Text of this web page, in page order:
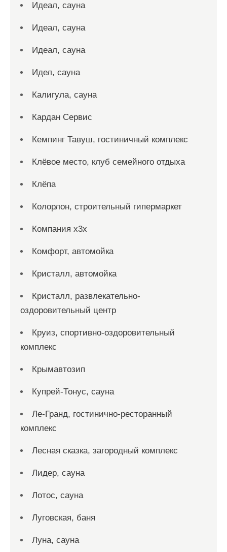
Идеал, сауна
Идеал, сауна
Идеал, сауна
Идел, сауна
Калигула, сауна
Кардан Сервис
Кемпинг Тавуш, гостиничный комплекс
Клёвое место, клуб семейного отдыха
Клёпа
Колорлон, строительный гипермаркет
Компания x3x
Комфорт, автомойка
Кристалл, автомойка
Кристалл, развлекательно-
оздоровительный центр
Круиз, спортивно-оздоровительный
комплекс
Крымавтозип
Купрей-Тонус, сауна
Ле-Гранд, гостинично-ресторанный
комплекс
Лесная сказка, загородный комплекс
Лидер, сауна
Лотос, сауна
Луговская, баня
Луна, сауна